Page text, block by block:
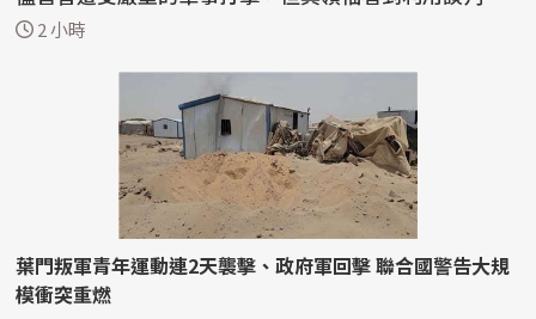
搖...2 小時
葉門叛軍青年運動連2天襲擊、政府軍回擊 聯合國警告大規
模衝突重燃